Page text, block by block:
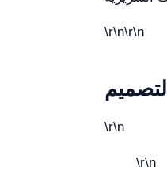
\r\n\r\n
التصميم
\r\n
\r\n